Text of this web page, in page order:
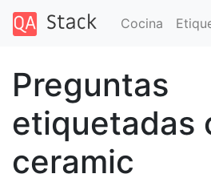
Cocina
Preguntas
etiquetadas
ceramic